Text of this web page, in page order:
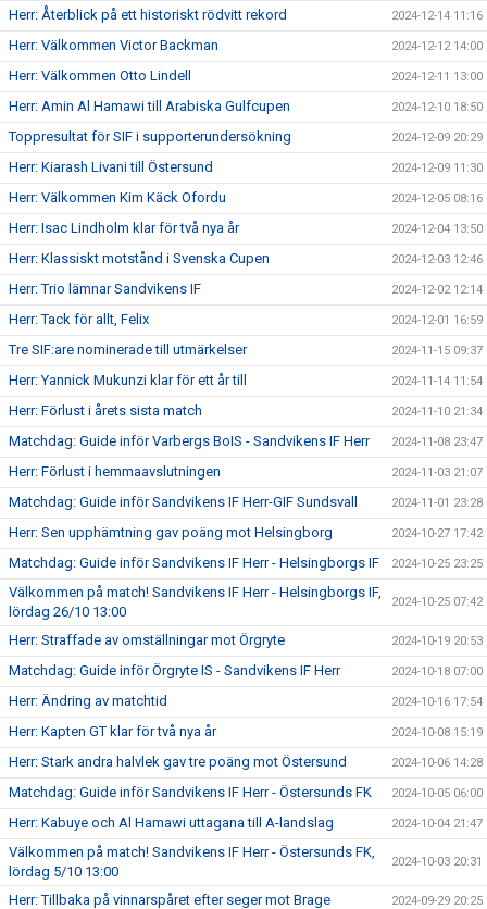
Herr: Återblick på ett historiskt rödvitt rekord 2024-12-14 11:16
Herr: Välkommen Victor Backman 2024-12-12 14:00
Herr: Välkommen Otto Lindell 2024-12-11 13:00
Herr: Amin Al Hamawi till Arabiska Gulfcupen 2024-12-10 18:50
Toppresultat för SIF i supporterundersökning 2024-12-09 20:29
Herr: Kiarash Livani till Östersund 2024-12-09 11:30
Herr: Välkommen Kim Käck Ofordu 2024-12-05 08:16
Herr: Isac Lindholm klar för två nya år 2024-12-04 13:50
Herr: Klassiskt motstånd i Svenska Cupen 2024-12-03 12:46
Herr: Trio lämnar Sandvikens IF 2024-12-02 12:14
Herr: Tack för allt, Felix 2024-12-01 16:59
Tre SIF:are nominerade till utmärkelser 2024-11-15 09:37
Herr: Yannick Mukunzi klar för ett år till 2024-11-14 11:54
Herr: Förlust i årets sista match 2024-11-10 21:34
Matchdag: Guide inför Varbergs BoIS - Sandvikens IF Herr 2024-11-08 23:47
Herr: Förlust i hemmaavslutningen 2024-11-03 21:07
Matchdag: Guide inför Sandvikens IF Herr-GIF Sundsvall 2024-11-01 23:28
Herr: Sen upphämtning gav poäng mot Helsingborg 2024-10-27 17:42
Matchdag: Guide inför Sandvikens IF Herr - Helsingborgs IF 2024-10-25 23:25
Välkommen på match! Sandvikens IF Herr - Helsingborgs IF,
lördag 26/10 13:00
2024-10-25 07:42
Herr: Straffade av omställningar mot Örgryte 2024-10-19 20:53
Matchdag: Guide inför Örgryte IS - Sandvikens IF Herr 2024-10-18 07:00
Herr: Ändring av matchtid 2024-10-16 17:54
Herr: Kapten GT klar för två nya år 2024-10-08 15:19
Herr: Stark andra halvlek gav tre poäng mot Östersund 2024-10-06 14:28
Matchdag: Guide inför Sandvikens IF Herr - Östersunds FK 2024-10-05 06:00
Herr: Kabuye och Al Hamawi uttagana till A-landslag 2024-10-04 21:47
Välkommen på match! Sandvikens IF Herr - Östersunds FK,
lördag 5/10 13:00
2024-10-03 20:31
Herr: Tillbaka på vinnarspåret efter seger mot Brage 2024-09-29 20:25